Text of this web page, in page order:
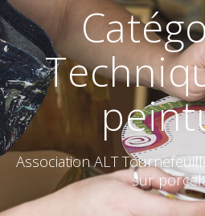
Association ALT
sur